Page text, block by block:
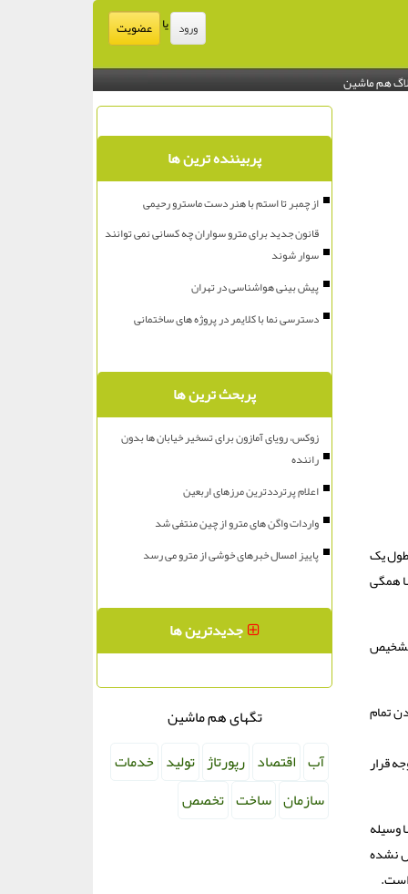
ورود یا عضویت
هم ماشین
یک
همگی
تشخیص
تمام
قرار
وسیله
نشده
پربیننده ترین ها
از چمبر تا استم با هنر دست ماسترو رحیمی
قانون جدید برای مترو سواران چه کسانی نمی توانند
سوار شوند
پیش بینی هواشناسی در تهران
دسترسی نما با کلایمر در پروژه های ساختمانی
پربحث ترین ها
زوکس، رویای آمازون برای تسخیر خیابان ها بدون
راننده
اعلام پرترددترین مرزهای اربعین
واردات واگن های مترو از چین منتفی شد
پاییز امسال خبرهای خوشی از مترو می رسد
جدیدترین ها
تگهای هم ماشین
آب اقتصاد رپورتاژ تولید خدمات
سازمان ساخت تخصص